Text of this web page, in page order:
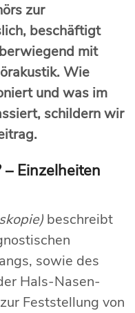
zur
beschäftigt
mit
Wie
und was im
schildern wir
Einzelheiten
beschreibt
sowie des
Hals-Nasen-
Feststellung von